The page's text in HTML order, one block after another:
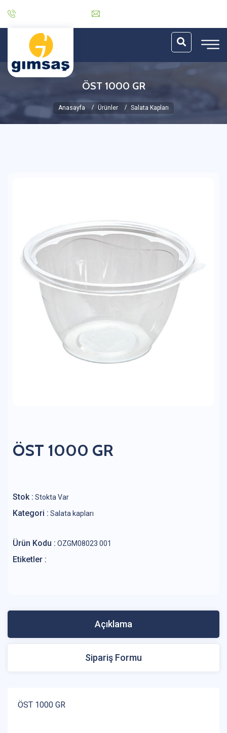
ÖST 1000 GR
Anasayfa Ürünler Salata Kapları
ÖST 1000 GR
Stok : Stokta Var
Kategori : Salata kapları
Ürün Kodu : OZGM08023 001
Etiketler :
Açıklama
Sipariş Formu
ÖST 1000 GR